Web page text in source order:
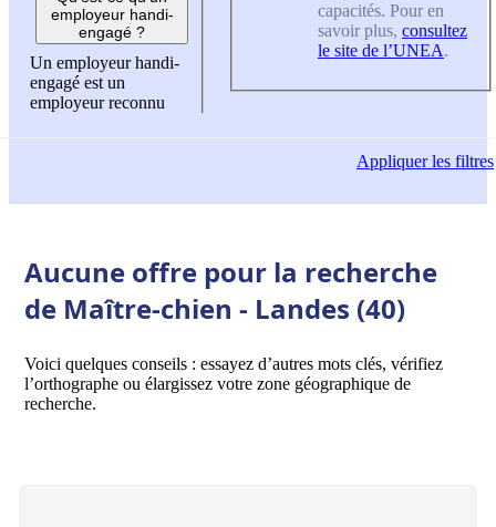
employeur handi-
engagé ?
Un employeur handi-
engagé est un
employeur reconnu
capacités. Pour en
savoir plus, consultez
le site de l’UNEA.
Appliquerles filtres
Aucune offre pour la recherche
de Maître-chien - Landes (40)
Voici quelques conseils : essayez d’autres mots clés, vérifiez
l’orthographe ou élargissez votre zone géographique de
recherche.